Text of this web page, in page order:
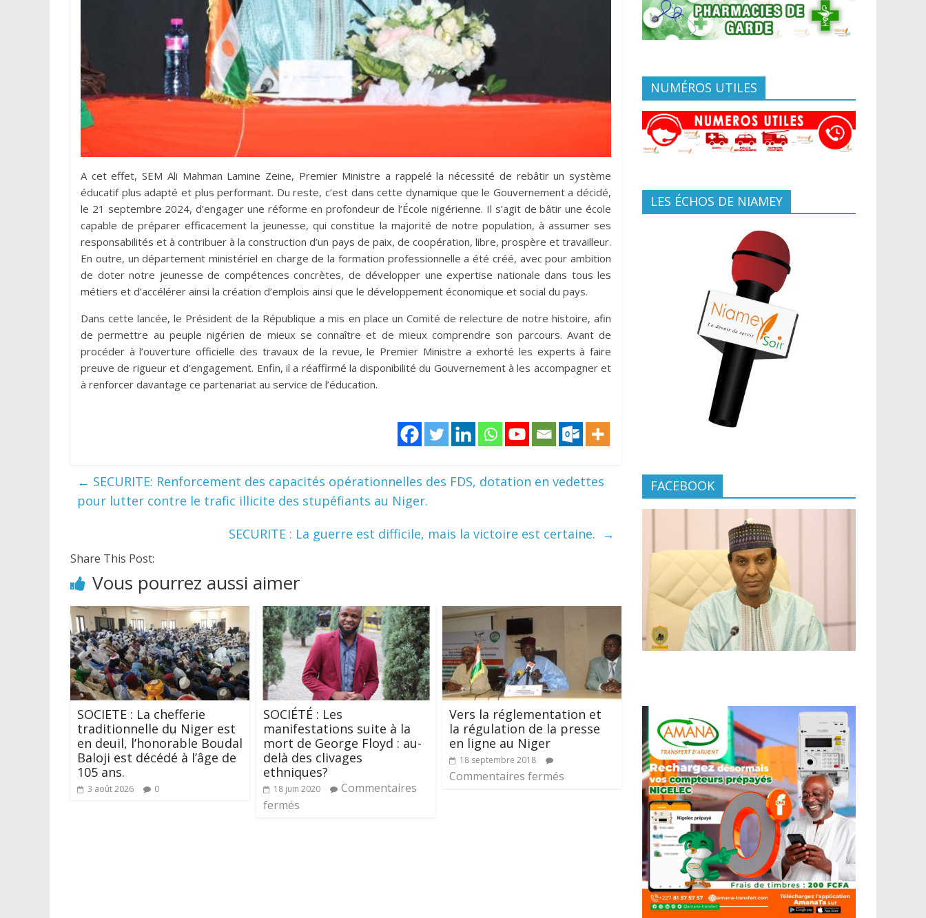
A cet effet, SEM Ali Mahman Lamine Zeine, Premier Ministre a rappelé la nécessité de rebâtir un système
éducatif plus adapté et plus performant. Du reste, c’est dans cette dynamique que le Gouvernement a décidé,
le 21 septembre 2024, d’engager une réforme en profondeur de l’École nigérienne. Il s’agit de bâtir une école
capable de préparer efficacement la jeunesse, qui constitue la majorité de notre population, à assumer ses
responsabilités et à contribuer à la construction d’un pays de paix, de coopération, libre, prospère et travailleur.
En outre, un département ministériel en charge de la formation professionnelle a été créé, avec pour ambition
de doter notre jeunesse de compétences concrètes, de développer une expertise nationale dans tous les
métiers et d’accélérer ainsi la création d’emplois ainsi que le développement économique et social du pays.
Dans cette lancée, le Président de la République a mis en place un Comité de relecture de notre histoire, afin
de permettre au peuple nigérien de mieux se connaître et de mieux comprendre son parcours. Avant de
procéder à l’ouverture officielle des travaux de la revue, le Premier Ministre a exhorté les experts à faire
preuve de rigueur et d’engagement. Enfin, il a réaffirmé la disponibilité du Gouvernement à les accompagner et
à renforcer davantage ce partenariat au service de l’éducation.
← SECURITE: Renforcement des capacités opérationnelles des FDS, dotation en vedettes
pour lutter contre le trafic illicite des stupéfiants au Niger.
SECURITE : La guerre est difficile, mais la victoire est certaine. →
Share This Post:
Vous pourrez aussi aimer
SOCIETE : La chefferie
traditionnelle du Niger est
en deuil, l’honorable Boudal
Baloji est décédé à l’âge de
105 ans.
3 août 2026 0
SOCIÉTÉ : Les
manifestations suite à la
mort de George Floyd : au-
delà des clivages
ethniques?
18 juin 2020
Commentaires
fermés
Vers la réglementation et
la régulation de la presse
en ligne au Niger
18 septembre 2018
Commentaires fermés
NUMÉROS UTILES
LES ÉCHOS DE NIAMEY
FACEBOOK